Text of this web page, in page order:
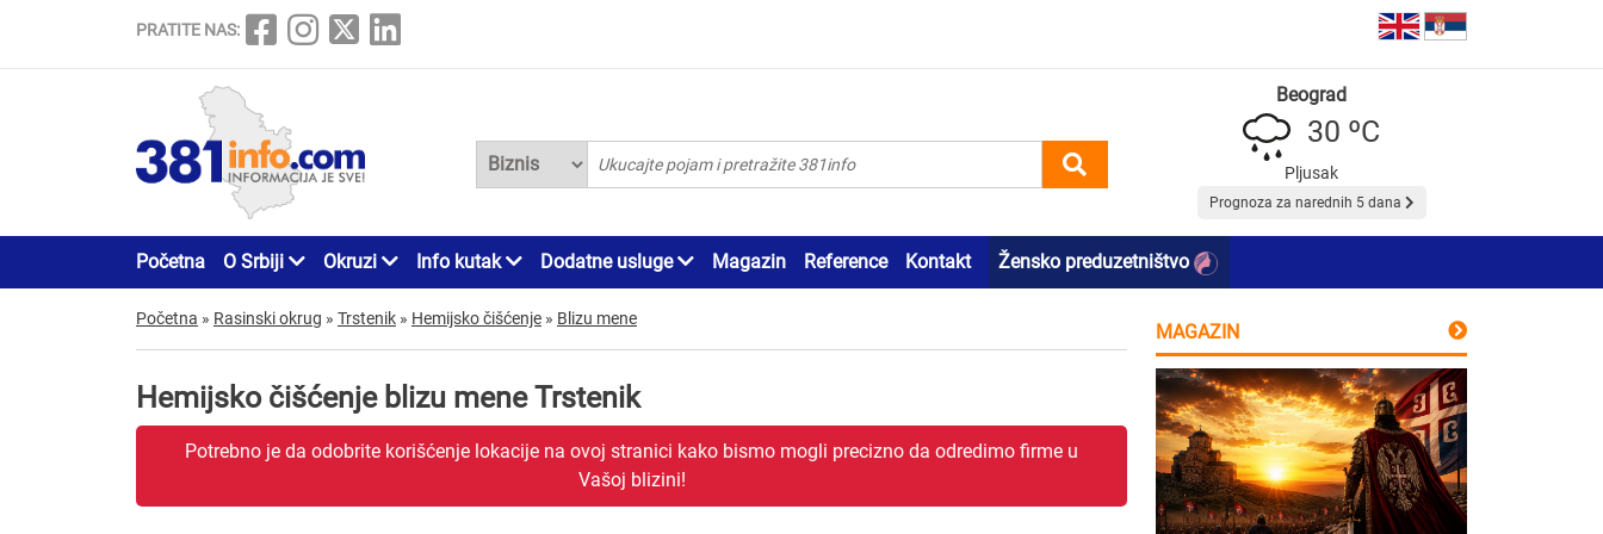
PRATITE NAS:
Beograd
30 ºC
Pljusak
Prognoza za narednih 5 dana
Početna O Srbiji Okruzi Info kutak Dodatne usluge Magazin Reference Kontakt Žensko preduzetništvo
Početna » Rasinski okrug » Trstenik » Hemijsko čišćenje » Blizu mene
Hemijsko čišćenje blizu mene Trstenik
Potrebno je da odobrite korišćenje lokacije na ovoj stranici kako bismo mogli precizno da odredimo firme u
Vašoj blizini!
MAGAZIN